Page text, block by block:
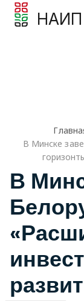
НАИП
В Минске
В